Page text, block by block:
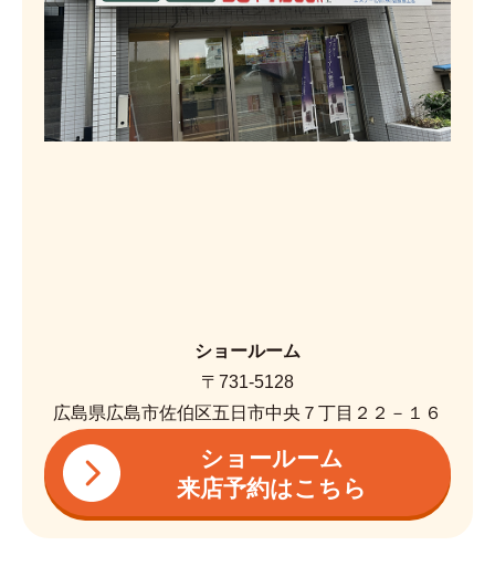
ショールーム
〒731-5128
広島県広島市佐伯区五日市中央７丁目２２－１６
ショールーム
来店予約はこちら